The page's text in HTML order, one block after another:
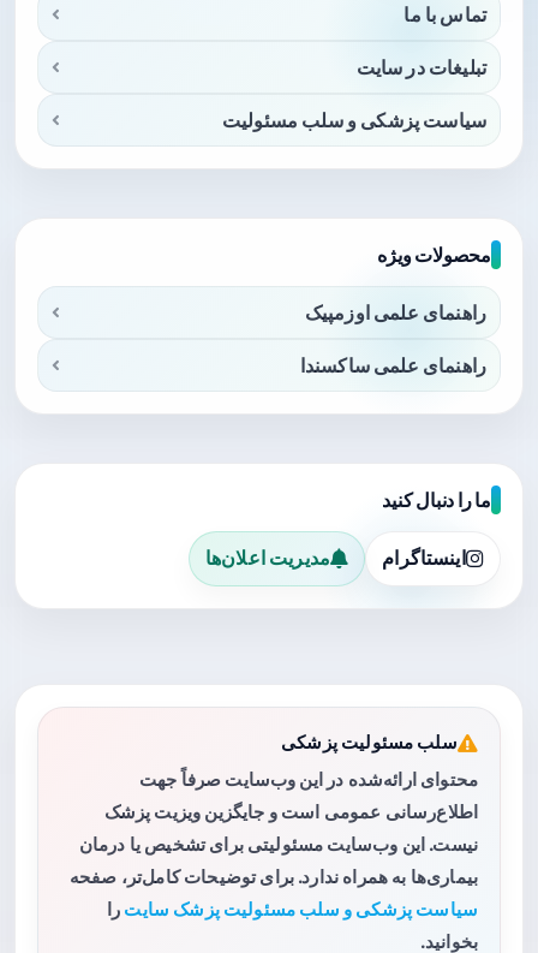
تماس با ما
تبلیغات در سایت
سیاست پزشکی و سلب مسئولیت
محصولات ویژه
راهنمای علمی اوزمپیک
راهنمای علمی ساکسندا
ما را دنبال کنید
اینستاگرام مدیریت اعلان‌ها
سلب مسئولیت پزشکی
محتوای ارائه‌شده در این وب‌سایت صرفاً جهت
اطلاع‌رسانی عمومی است و جایگزین ویزیت پزشک
نیست. این وب‌سایت مسئولیتی برای تشخیص یا درمان
بیماری‌ها به همراه ندارد. برای توضیحات کامل‌تر، صفحه
سیاست پزشکی و سلب مسئولیت پزشک سایت را
بخوانید.